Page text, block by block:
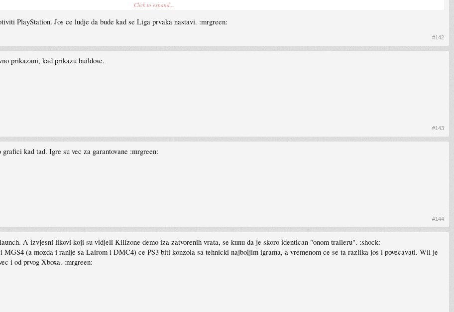
Click to expand...
PlayStation. Jos ce ludje da bude kad se Liga prvaka nastavi. :mrgreen:
#142
prikazani, kad prikazu buildove.
#143
kad tad. Igre su vec za garantovane :mrgreen:
#144
A izvjesni likovi koji su vidjeli Killzone demo iza zatvorenih vrata, se kunu da je skoro identican "onom traileru". :shock:
MGS4 (a mozda i ranije sa Lairom i DMC4) ce PS3 biti konzola sa tehnicki najboljim igrama, a vremenom ce se ta razlika jos i povecavati. Wii je
i od prvog Xboxa. :mrgreen: